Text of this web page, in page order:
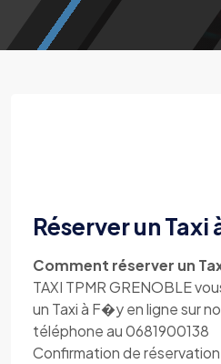
Réserver un Taxi
Comment réserver un
TAXI TPMR GRENOBLE
un Taxi à F�y en ligne sur
téléphone au 0681900138
Confirmation de